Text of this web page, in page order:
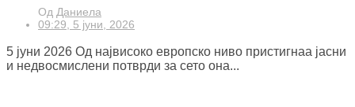
Од Даниела
09:29, 5 јуни, 2026
5 јуни 2026 Од највисоко европско ниво пристигнаа јасни
и недвосмислени потврди за сето она...